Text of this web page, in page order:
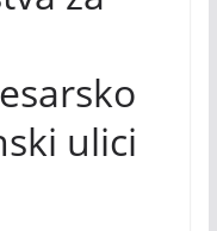
ulici